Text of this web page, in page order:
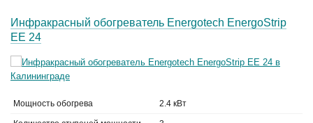
Инфракрасный обогреватель Energotech EnergoStrip
EE 24
Мощность обогрева 2.4 кВт